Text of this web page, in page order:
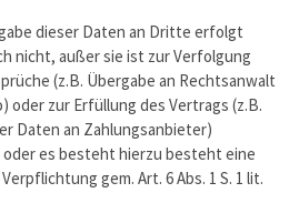
dieser Daten an Dritte erfolgt
nicht, außer sie ist zur Verfolgung
(z.B. Übergabe an Rechtsanwalt
oder zur Erfüllung des Vertrags (z.B.
Daten an Zahlungsanbieter)
es besteht hierzu besteht eine
gem. Art. 6 Abs. 1 S. 1 lit.